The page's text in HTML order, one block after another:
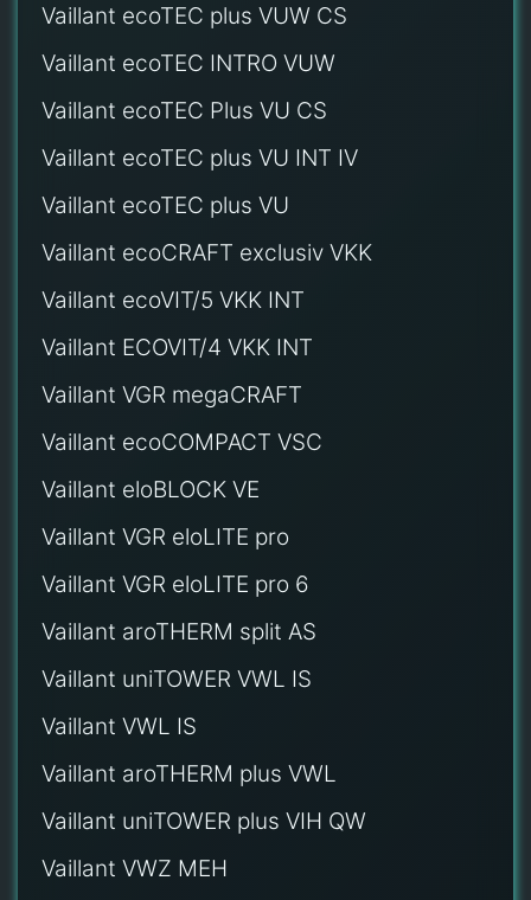
Vaillant ecoTEC plus VUW CS
Vaillant ecoTEC INTRO VUW
Vaillant ecoTEC Plus VU CS
Vaillant ecoTEC plus VU INT IV
Vaillant ecoTEC plus VU
Vaillant ecoCRAFT exclusiv VKK
Vaillant ecoVIT/5 VKK INT
Vaillant ECOVIT/4 VKK INT
Vaillant VGR megaCRAFT
Vaillant ecoCOMPACT VSC
Vaillant eloBLOCK VE
Vaillant VGR eloLITE pro
Vaillant VGR eloLITE pro 6
Vaillant aroTHERM split AS
Vaillant uniTOWER VWL IS
Vaillant VWL IS
Vaillant aroTHERM plus VWL
Vaillant uniTOWER plus VIH QW
Vaillant VWZ MEH